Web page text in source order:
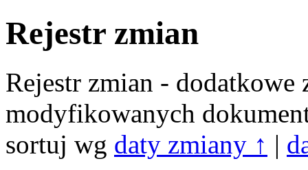
Rejestr zmian
Rejestr zmian - dodatkowe
modyfikowanych
sortuj wg daty zmiany ↑ |